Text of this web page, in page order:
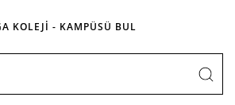
KOLEJİ - KAMPÜSÜ BUL